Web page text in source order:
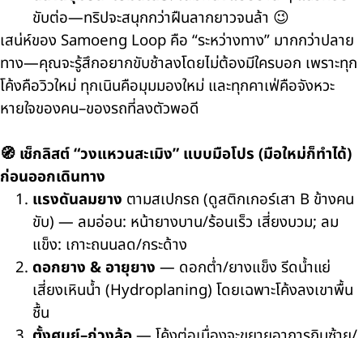
ขับต่อ—ทริปจะสนุกกว่าฝืนลากยาวจนล้า 😉
เสน่ห์ของ Samoeng Loop คือ “ระหว่างทาง” มากกว่าปลาย
ทาง—คุณจะรู้สึกอยากขับช้าลงโดยไม่ต้องมีใครบอก เพราะทุก
โค้งคือวิวใหม่ ทุกเนินคือมุมมองใหม่ และทุกคาเฟ่คือจังหวะ
หายใจของคน–ของรถที่ลงตัวพอดี
🧭 เช็กลิสต์ “วงแหวนสะเมิง” แบบมือโปร (มือใหม่ก็ทำได้)
ก่อนออกเดินทาง
แรงดันลมยาง ตามสเปกรถ (ดูสติกเกอร์เสา B ข้างคน
ขับ) — ลมอ่อน: หน้ายางบาน/ร้อนเร็ว เสี่ยงบวม; ลม
แข็ง: เกาะถนนลด/กระด้าง
ดอกยาง & อายุยาง — ดอกต่ำ/ยางแข็ง รีดน้ำแย่
เสี่ยงเหินน้ำ (Hydroplaning) โดยเฉพาะโค้งลงเขาพื้น
ชื้น